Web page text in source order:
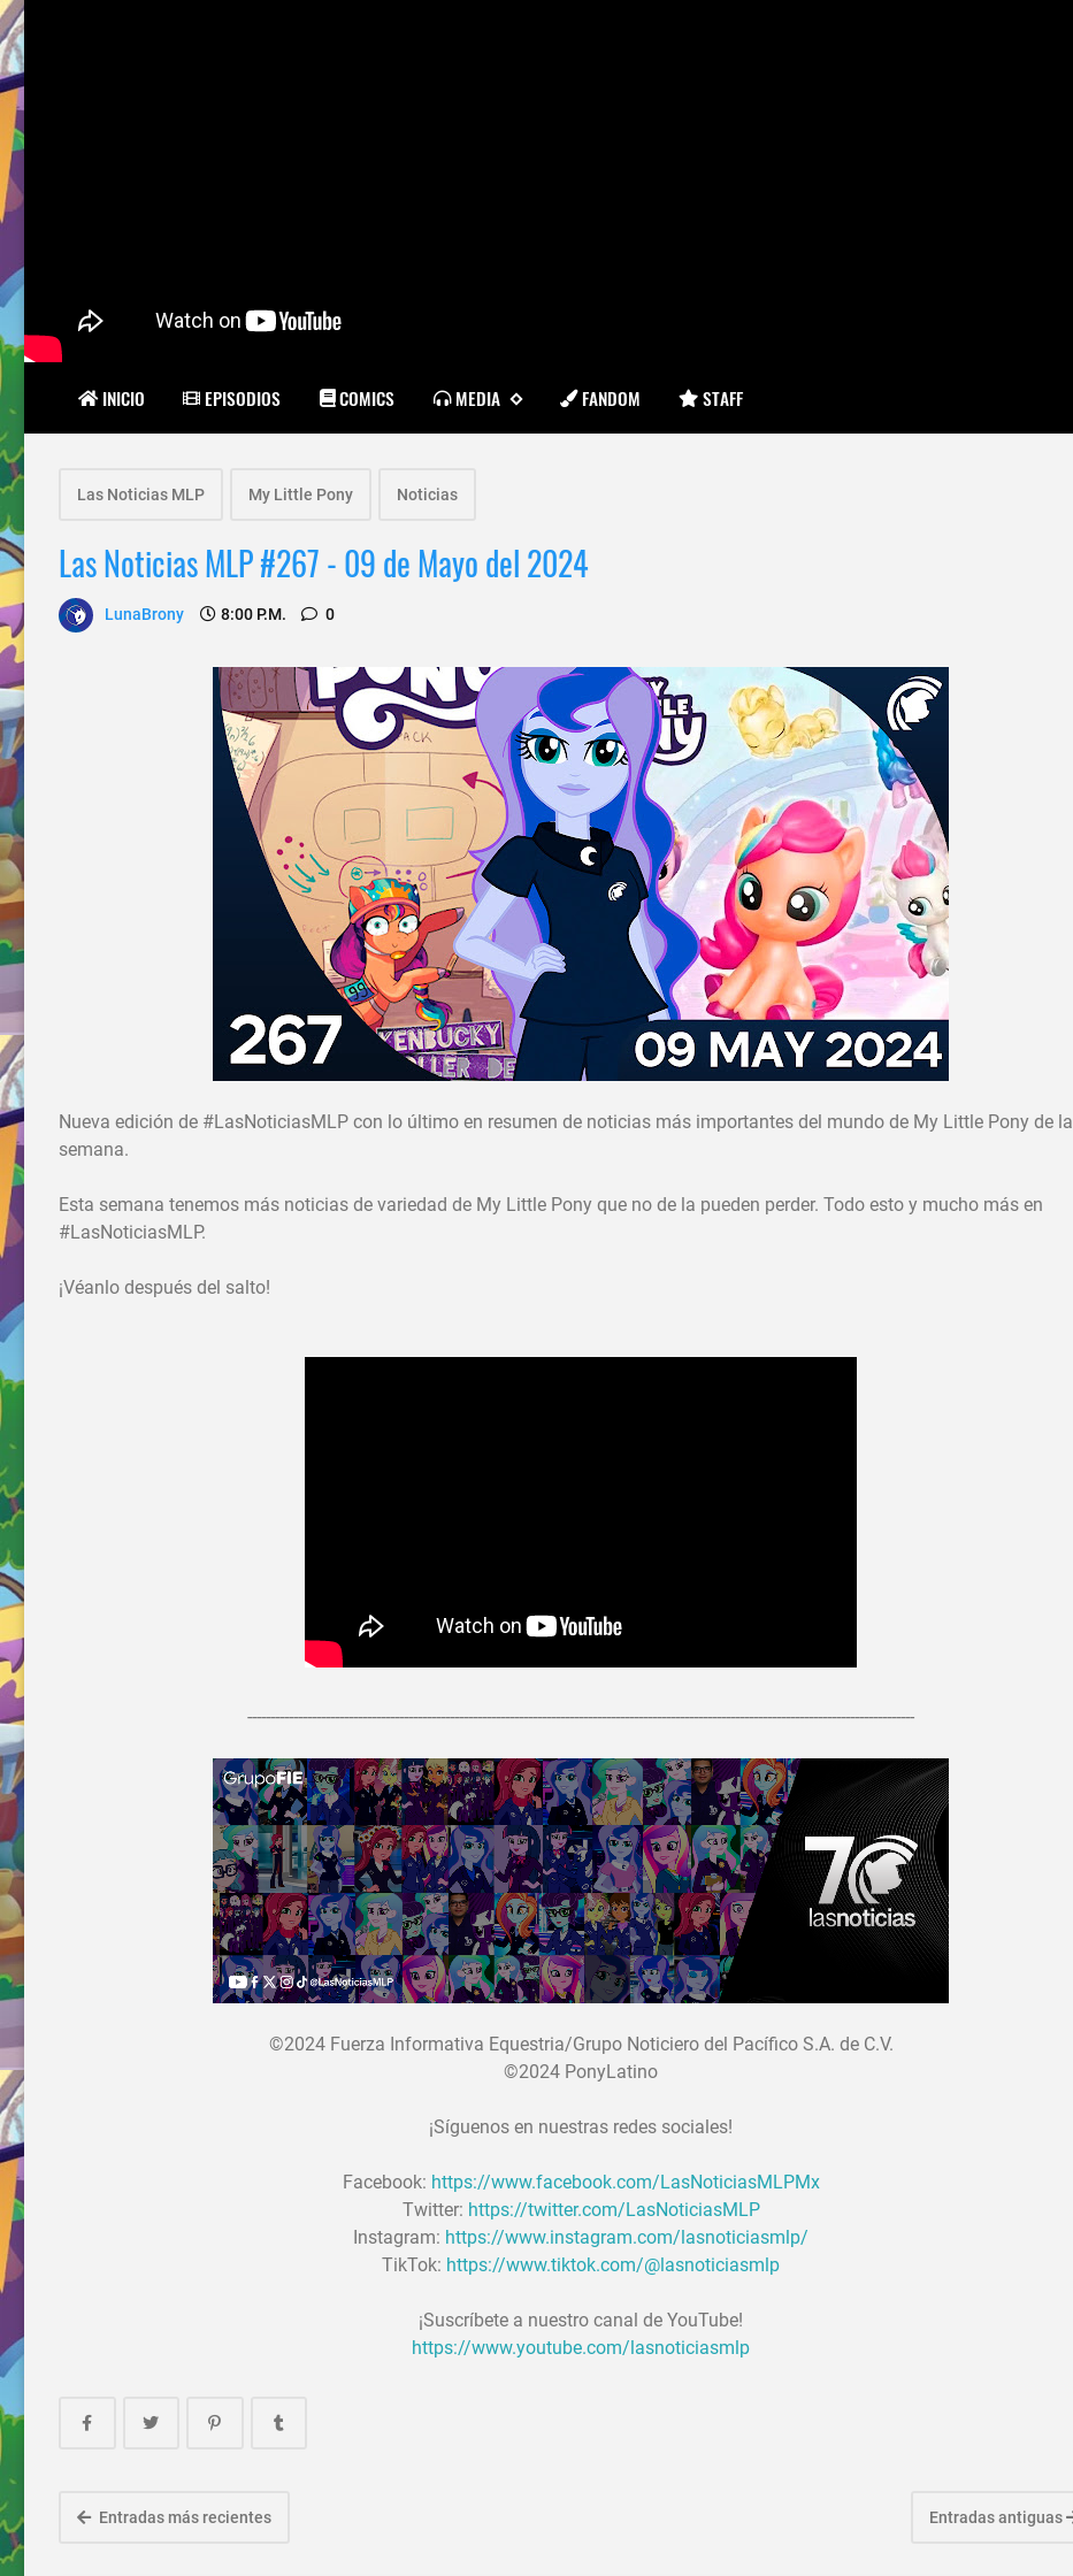
INICIO EPISODIOS COMICS MEDIA FANDOM STAFF
Las Noticias MLP My Little Pony Noticias
Las Noticias MLP #267 - 09 de Mayo del 2024
LunaBrony 8:00 P.m. 0
Nueva edición de #LasNoticiasMLP con lo último en resumen de noticias más importantes del mundo de My Little Pony de la
semana.
Esta semana tenemos más noticias de variedad de My Little Pony que no de la pueden perder. Todo esto y mucho más en
#LasNoticiasMLP.
¡Véanlo después del salto!
-------------------------------------------------------------------------------------------------------------------------------------------------
©2024 Fuerza Informativa Equestria/Grupo Noticiero del Pacífico S.A. de C.V.
©2024 PonyLatino
¡Síguenos en nuestras redes sociales!
Facebook: https://www.facebook.com/LasNoticiasMLPMx
Twitter: https://twitter.com/LasNoticiasMLP
Instagram: https://www.instagram.com/lasnoticiasmlp/
TikTok: https://www.tiktok.com/@lasnoticiasmlp
¡Suscríbete a nuestro canal de YouTube!
https://www.youtube.com/lasnoticiasmlp
Entradas más recientes Entradas antiguas